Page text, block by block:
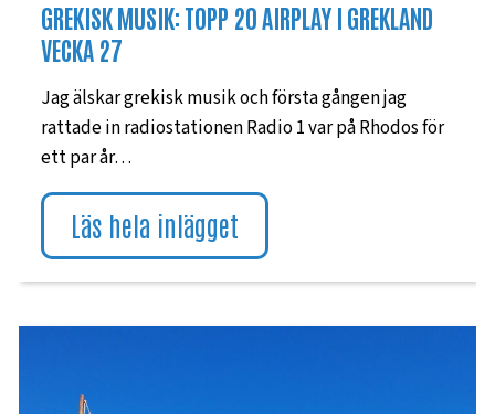
GREKISK MUSIK: TOPP 20 AIRPLAY I GREKLAND
VECKA 27
Jag älskar grekisk musik och första gången jag
rattade in radiostationen Radio 1 var på Rhodos för
ett par år…
Läs hela inlägget